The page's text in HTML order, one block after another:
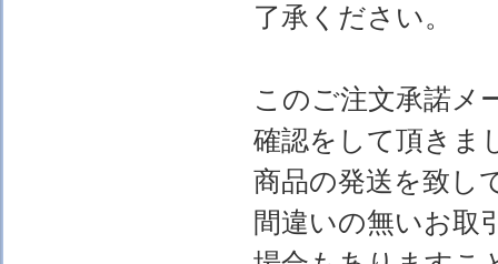
了承ください。
このご注文承諾メ
確認をして頂きま
商品の発送を致し
間違いの無いお取